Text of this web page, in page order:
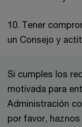
10. Tener
un Consejo y
Si cumples los
motivada para
Administración
por favor,